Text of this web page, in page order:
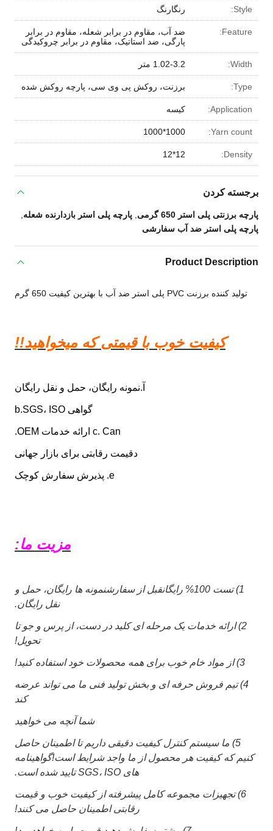
Style: رنگارنگ
Feature:
ضد آب، مقاوم در برابر شعله، مقاوم در برابر
پارگی، ضد استاتیک، مقاوم در برابر چروکیدگی
Width: 1.02-3.2 متر
Type: برزنت، روکش پی وی سی، پارچه روکش شده
Application: کیسه
Yarn count:
1000*1000
Density:
12*12
برجسته کردن
پارچه برزنتی پلی استر 650 گرمی پارچه پلی استر بازدارنده شعله
پارچه پلی استر ضد آب سفارشی
Product Description
تولید کننده برزنت PVC پلی استر ضد آب با بهترین کیفیت 650 گرم
کیفیت خوب با قیمتی که میخواهید!!
آ.نمونه رایگان، حمل و نقل رایگان
گواهی b.SGS، ISO
c. Can ارائه خدمات OEM.
دقیمت رقابتی برای بازار جهانی
e. پذیرش سفارش کوچک
مزیت ما:
1) تست 100% رایگان
قبل از سفارشنمونه ها رایگان، حمل و
نقل رایگان.
2) ارائه خدمات یک مرحله ای کلید در دست، از پرس و جو تا
تحویل!
3) از مواد خام خوب برای همه محصولات خود استفاده کنید!
4) تیم فروش حرفه ای و بخش تولید فنی ما می تواند عرضه
کند
شما آنچه می خواهید
5) ما سیستم کنترل کیفیت دقیقی داریم تا اطمینان حاصل
کنیم که کیفیت هر محصول از ما واجد شرایط است!گواهینامه
های SGS، ISO تایید شده است.
6) تجهیزات مجموعه کامل پیشرفته از کیفیت خوب و قیمت
رقابتی اطمینان حاصل می کنند!